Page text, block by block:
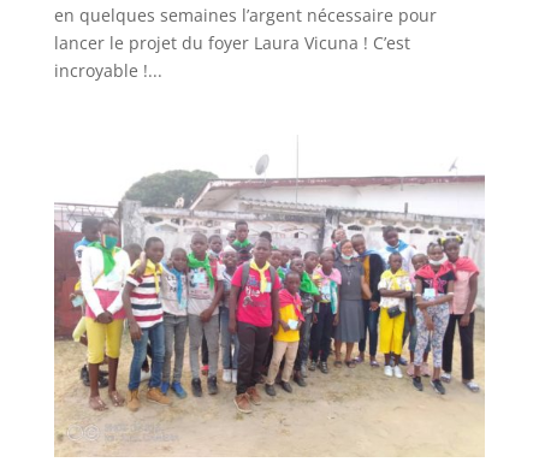
en quelques semaines l’argent nécessaire pour
lancer le projet du foyer Laura Vicuna ! C’est
incroyable !...